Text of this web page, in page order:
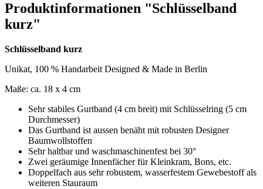
Produktinformationen "Schlüsselband
kurz"
Schlüsselband kurz
Unikat, 100 % Handarbeit Designed & Made in Berlin
Maße: ca. 18 x 4 cm
Sehr stabiles Gurtband (4 cm breit) mit Schlüsselring (5 cm
Durchmesser)
Das Gurtband ist aussen benäht mit robusten Designer
Baumwollstoffen
Sehr haltbar und waschmaschinenfest bei 30°
Zwei geräumige Innenfächer für Kleinkram, Bons, etc.
Doppelfach aus sehr robustem, wasserfestem Gewebestoff als
weiteren Stauraum